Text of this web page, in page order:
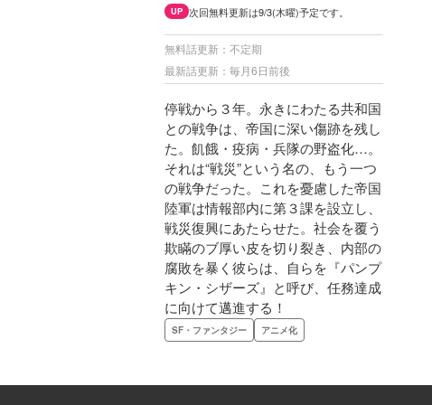
UP 次回無料更新は9/3(木曜)予定です。
無料話更新：不定期
最新話更新：毎月6日前後
停戦から３年。永きにわたる共和国
との戦争は、帝国に深い傷跡を残し
た。飢餓・疫病・兵隊の野盗化…。
それは“戦災”という名の、もう一つ
の戦争だった。これを憂慮した帝国
陸軍は情報部内に第３課を設立し、
戦災復興にあたらせた。社会を覆う
欺瞞のブ厚い皮を切り裂き、内部の
腐敗を暴く彼らは、自らを『パンプ
キン・シザーズ』と呼び、任務達成
に向けて邁進する！
SF・ファンタジー アニメ化